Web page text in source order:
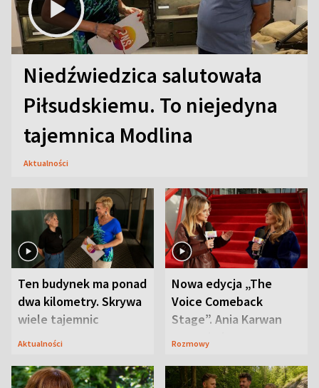
Niedźwiedzica salutowała
Piłsudskiemu. To niejedyna
tajemnica Modlina
Aktualności
Ten budynek ma ponad
dwa kilometry. Skrywa
wiele tajemnic
Aktualności
Nowa edycja „The
Voice Comeback
Stage”. Ania Karwan
zapowiada
Rozmowy